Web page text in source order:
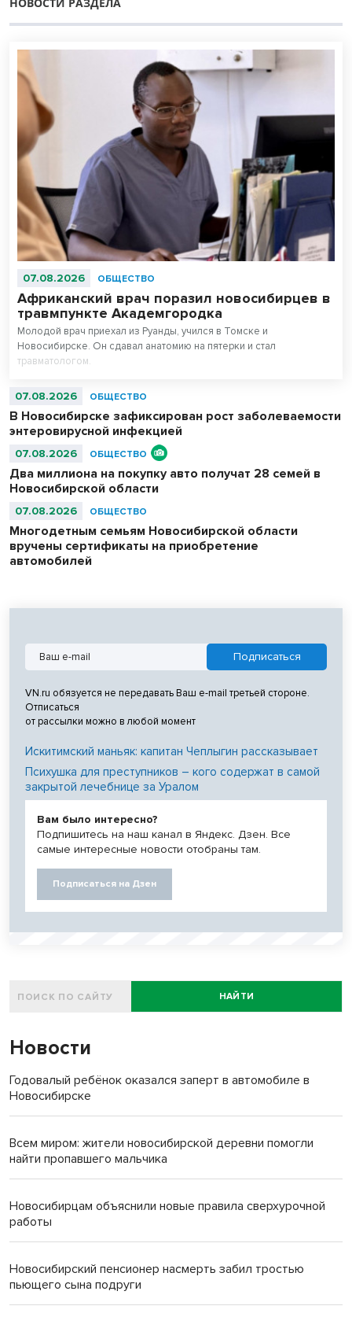
07.08.2026 ОБЩЕСТВО
Африканский врач поразил новосибирцев в
травмпункте Академгородка
Молодой врач приехал из Руанды, учился в Томске и
Новосибирске. Он сдавал анатомию на пятерки и стал
травматологом.
07.08.2026 ОБЩЕСТВО
В Новосибирске зафиксирован рост заболеваемости
энтеровирусной инфекцией
07.08.2026 ОБЩЕСТВО
Два миллиона на покупку авто получат 28 семей в
Новосибирской области
07.08.2026 ОБЩЕСТВО
Многодетным семьям Новосибирской области
вручены сертификаты на приобретение
автомобилей
VN.ru обязуется не передавать Ваш e-mail третьей стороне.
Отписаться
от рассылки можно в любой момент
Искитимский маньяк: капитан Чеплыгин рассказывает
Психушка для преступников – кого содержат в самой
закрытой лечебнице за Уралом
Вам было интересно?
Подпишитесь на наш канал в Яндекс. Дзен. Все
самые интересные новости отобраны там.
Подписаться на Дзен
НАЙТИ
Новости
Годовалый ребёнок оказался заперт в автомобиле в
Новосибирске
Всем миром: жители новосибирской деревни помогли
найти пропавшего мальчика
Новосибирцам объяснили новые правила сверхурочной
работы
Новосибирский пенсионер насмерть забил тростью
пьющего сына подруги